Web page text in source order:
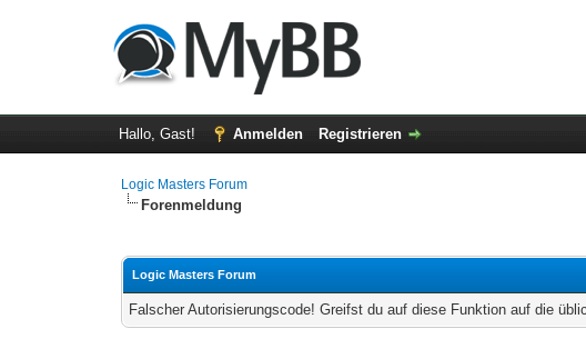
Hallo, Gast! Anmelden Registrieren
Logic Masters Forum
Forenmeldung
Logic Masters Forum
Falscher Autorisierungscode! Greifst du auf diese Funktion auf die